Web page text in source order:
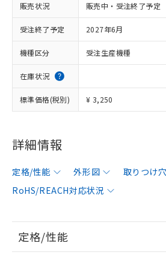
販売状況 販売中・受注終了予定
受注終了予定 2027年6月
機種区分 受注生産機種
在庫状況
標準価格(税別) ¥ 3,250
詳細情報
定格/性能 外形図 取りつけ
RoHS/REACH対応状況
定格/性能